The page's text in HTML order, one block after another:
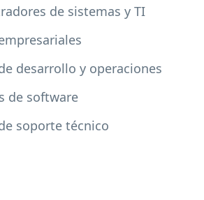
de sistemas y TI
desarrollo y operaciones
de software
soporte técnico